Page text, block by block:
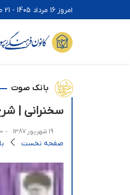
امروز 16 مرداد 1405 - 21 صفر 1448
بانک صوت
سخنرانی | شرح
19 شهریور 1387 - 12:00 ق.ظ
صفحه نخست